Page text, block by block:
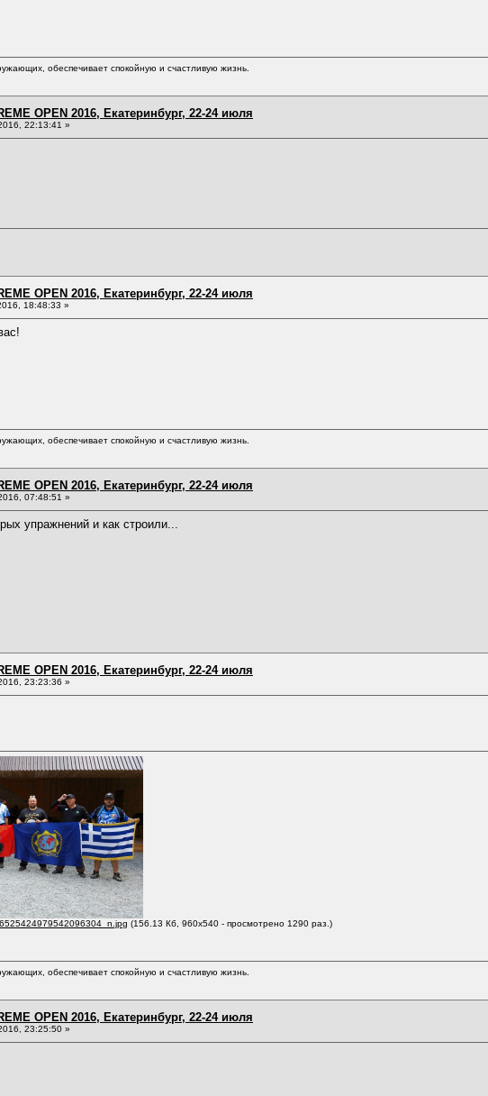
обеспечивает спокойную и счастливую жизнь.
OPEN 2016, Екатеринбург, 22-24 июля
22:13:41 »
OPEN 2016, Екатеринбург, 22-24 июля
18:48:33 »
обеспечивает спокойную и счастливую жизнь.
OPEN 2016, Екатеринбург, 22-24 июля
07:48:51 »
упражнений и как строили...
OPEN 2016, Екатеринбург, 22-24 июля
23:23:36 »
(156.13 Кб, 960x540 - просмотрено 1290 раз.)
обеспечивает спокойную и счастливую жизнь.
OPEN 2016, Екатеринбург, 22-24 июля
23:25:50 »